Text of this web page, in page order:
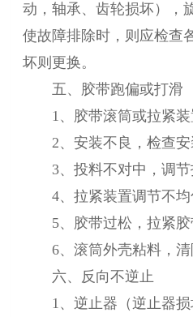
动，轴承、齿轮损坏），
使故障排除时，则应检
坏则更换。
五、胶带跑偏或打滑
1、胶带滚筒或拉紧装
2、安装不良，检查安
3、投料不对中，调节
4、拉紧装置调节不均
5、胶带过松，拉紧胶
6、滚筒外壳粘料，清
六、反向不逆止
1、逆止器（逆止器损